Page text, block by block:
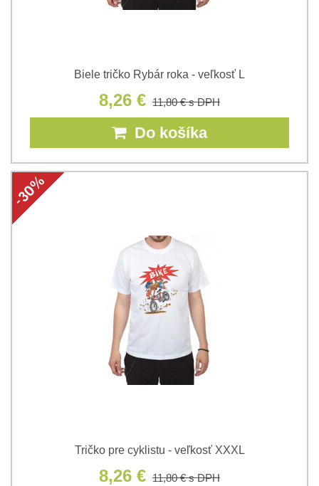
Biele tričko Rybár roka - veľkosť L
8,26 € 11,80 €s DPH
Do košíka
Tričko pre cyklistu - veľkosť XXXL
8,26 € 11,80 €s DPH